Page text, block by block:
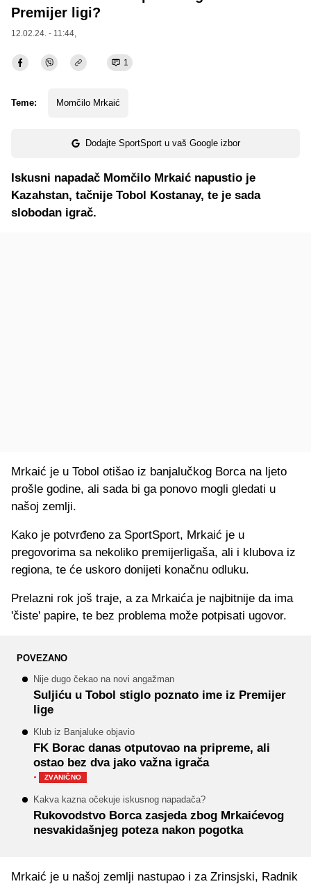
Premijer ligi?
12.02.24. - 11:44,
1
Teme: Momčilo Mrkaić
Dodajte SportSport u vaš Google izbor
Iskusni napadač Momčilo Mrkaić napustio je
Kazahstan, tačnije Tobol Kostanay, te je sada
slobodan igrač.
Mrkaić je u Tobol otišao iz banjalučkog Borca na ljeto
prošle godine, ali sada bi ga ponovo mogli gledati u
našoj zemlji.
Kako je potvrđeno za SportSport, Mrkaić je u
pregovorima sa nekoliko premijerligaša, ali i klubova iz
regiona, te će uskoro donijeti konačnu odluku.
Prelazni rok još traje, a za Mrkaića je najbitnije da ima
'čiste' papire, te bez problema može potpisati ugovor.
POVEZANO
Nije dugo čekao na novi angažman
Suljiću u Tobol stiglo poznato ime iz Premijer
lige
Klub iz Banjaluke objavio
FK Borac danas otputovao na pripreme, ali
ostao bez dva jako važna igrača
· ZVANIČNO
Kakva kazna očekuje iskusnog napadača?
Rukovodstvo Borca zasjeda zbog Mrkaićevog
nesvakidašnjeg poteza nakon pogotka
Mrkaić je u našoj zemlji nastupao i za Zrinsjski, Radnik